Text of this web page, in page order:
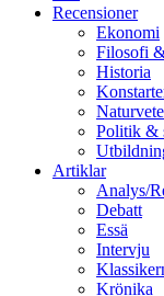
Recensioner
Ekonomi
Filosofi
Historia
Politik &
Artiklar
Analys/
Debatt
Essä
Intervju
Krönika